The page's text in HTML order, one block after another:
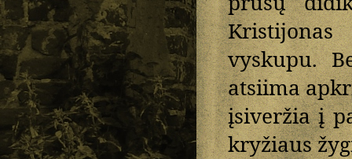
vyskupu.
atsiima
įsiveržia į
kryžiaus